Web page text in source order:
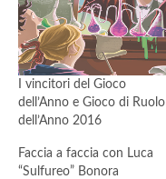
I vincitori del Gioco
dell’Anno e Gioco di Ruolo
dell’Anno 2016
Faccia a faccia con Luca
“Sulfureo” Bonora